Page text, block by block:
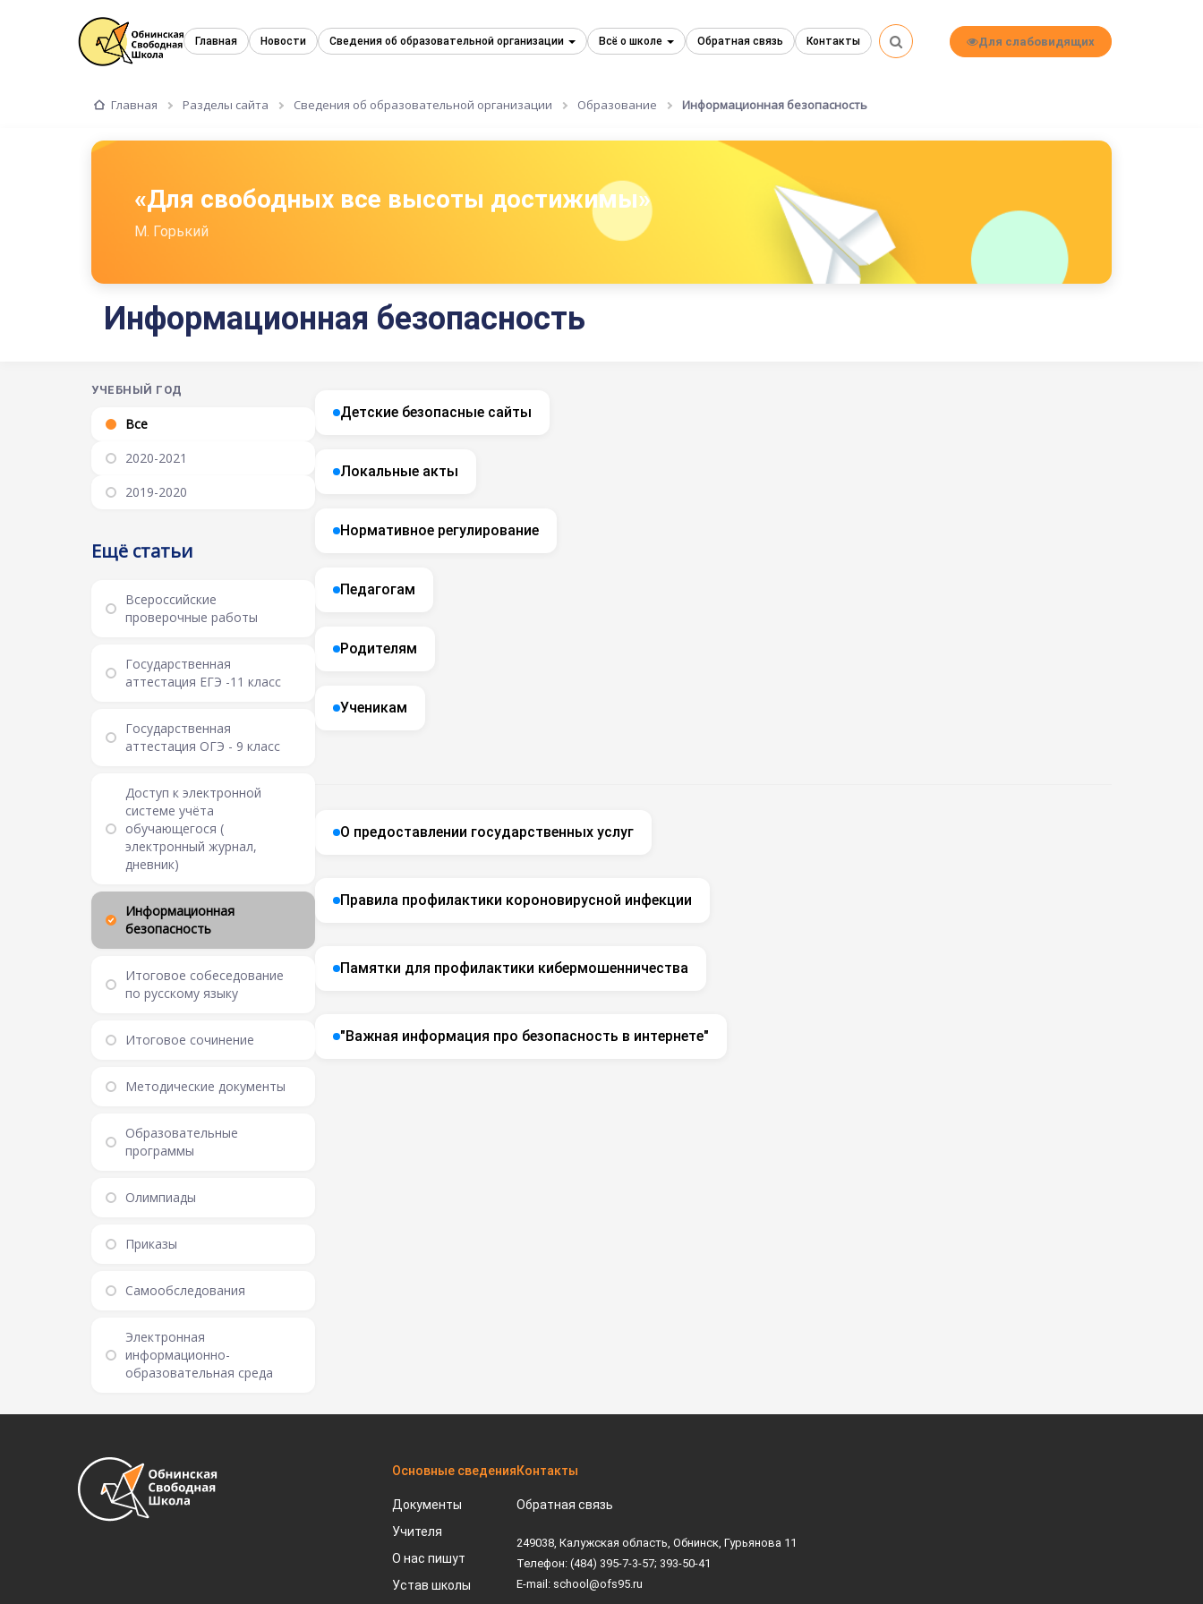
Главная Новости Сведения об образовательной организации Всё о школе Обратная связь Контакты Для слабовидящих
Главная Разделы сайта Сведения об образовательной организации Образование Информационная безопасность
«Для свободных все высоты достижимы»
М. Горький
Информационная безопасность
УЧЕБНЫЙ ГОД
Все
2020-2021
2019-2020
Ещё статьи
Всероссийские
проверочные работы
Государственная
аттестация ЕГЭ -11 класс
Государственная
аттестация ОГЭ - 9 класс
Доступ к электронной
системе учёта
обучающегося (
электронный журнал,
дневник)
Информационная
безопасность
Итоговое собеседование
по русскому языку
Итоговое сочинение
Методические документы
Образовательные
программы
Олимпиады
Приказы
Самообследования
Электронная
информационно-
образовательная среда
Детские безопасные сайты
Локальные акты
Нормативное регулирование
Педагогам
Родителям
Ученикам
О предоставлении государственных услуг
Правила профилактики короновирусной инфекции
Памятки для профилактики кибермошенничества
"Важная информация про безопасность в интернете"
Основные сведения
Документы
Учителя
О нас пишут
Устав школы
Контакты
Обратная связь
249038, Калужская область, Обнинск, Гурьянова 11
Телефон: (484) 395-7-3-57; 393-50-41
E-mail: school@ofs95.ru